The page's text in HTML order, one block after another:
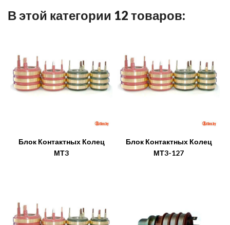
В этой категории 12 товаров:
Блок Контактных Колец
МТ3
Блок Контактных Колец
МТ3-127